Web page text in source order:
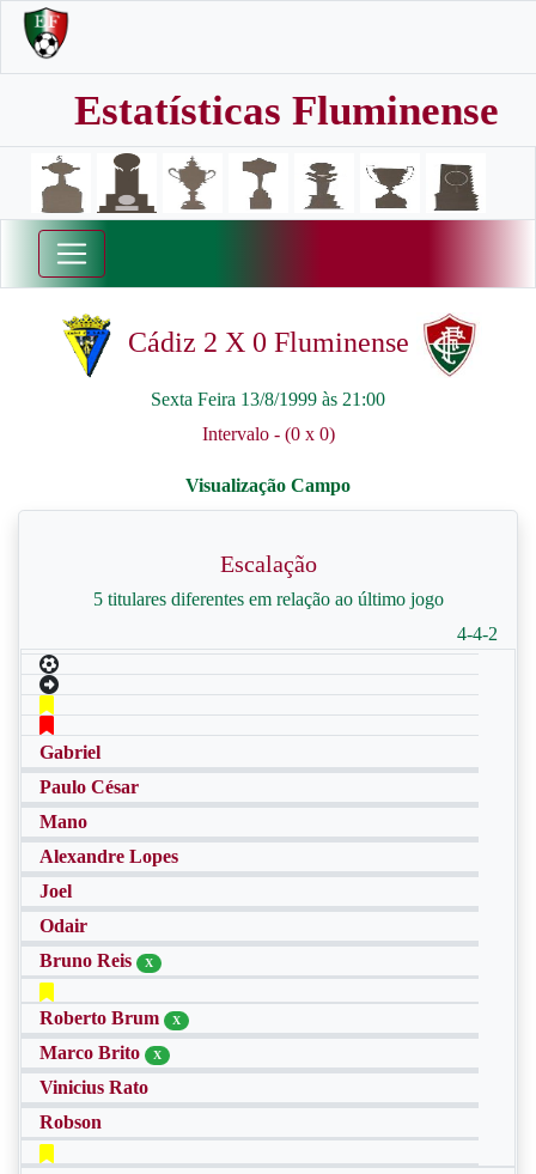
Estatísticas Fluminense
Cádiz 2 X 0 Fluminense
Sexta Feira 13/8/1999 às 21:00
Intervalo - (0 x 0)
Escalação
5 titulares diferentes em relação ao último jogo
4-4-2
Gabriel
Paulo César
Mano
Alexandre Lopes
Joel
Odair
Bruno Reis
X
Roberto Brum X
Marco Brito X
Vinicius Rato
Robson